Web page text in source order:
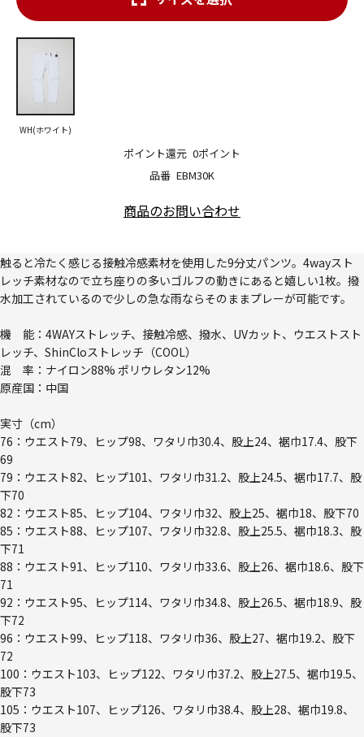
品番 EBM30K
ポイント還元 0ポイント
WH(ホワイト)
商品のお問い合わせ
触ると冷たく感じる接触冷感素材を使用した9分丈パンツ。4wayスト
レッチ素材なので立ち座りの多いゴルフの動きにあると嬉しい1枚。撥
水加工されているので少しの急な雨ならそのままプレーが可能です。
機 能：4WAYストレッチ、接触冷感、撥水、UVカット、ウエストスト
レッチ、ShinCloストレッチ（COOL）
混 率：ナイロン88% ポリウレタン12%
原産国：中国
実寸（cm）
76：ウエスト79、ヒップ98、ワタリ巾30.4、股上24、裾巾17.4、股下
69
79：ウエスト82、ヒップ101、ワタリ巾31.2、股上24.5、裾巾17.7、股
下70
82：ウエスト85、ヒップ104、ワタリ巾32、股上25、裾巾18、股下70
85：ウエスト88、ヒップ107、ワタリ巾32.8、股上25.5、裾巾18.3、股
下71
88：ウエスト91、ヒップ110、ワタリ巾33.6、股上26、裾巾18.6、股下
71
92：ウエスト95、ヒップ114、ワタリ巾34.8、股上26.5、裾巾18.9、股
下72
96：ウエスト99、ヒップ118、ワタリ巾36、股上27、裾巾19.2、股下
72
100：ウエスト103、ヒップ122、ワタリ巾37.2、股上27.5、裾巾19.5、
股下73
105：ウエスト107、ヒップ126、ワタリ巾38.4、股上28、裾巾19.8、
股下73